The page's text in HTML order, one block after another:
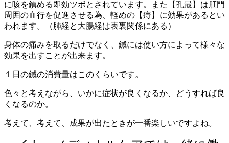
に咳を鎮める即効ツボとされています。また【孔最】は肛門
周囲の血行を促進させる為、軽めの【痔】に効果があるとい
われます。（肺経と大腸経は表裏関係にある）
身体の痛みを取るだけでなく、鍼には使い方によって様々な
効果を出すことが出来ます。
１日の鍼の消費量はこのくらいです。
色々と考えながら、いかに症状が良くなるか、どうすれば良
くなるのか。
考えて、考えて、成果が出たときが一番楽しいですよね。